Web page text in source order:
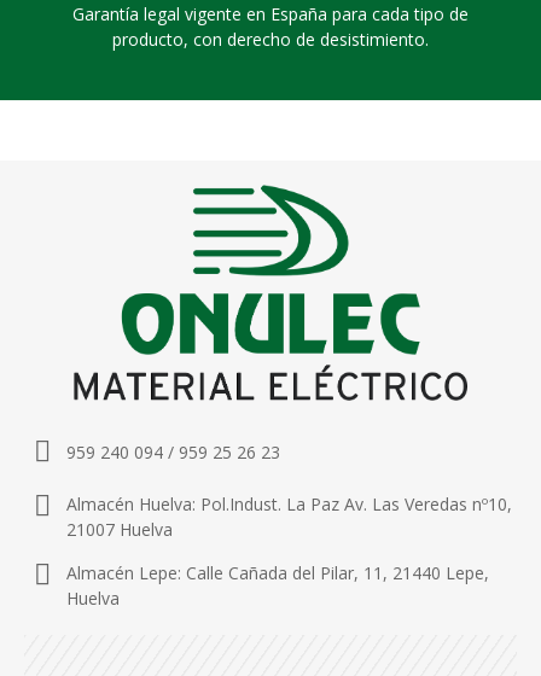
Garantía legal vigente en España para cada tipo de
producto, con derecho de desistimiento.
959 240 094 / 959 25 26 23
Almacén Huelva: Pol.Indust. La Paz Av. Las Veredas nº10,
21007 Huelva
Almacén Lepe: Calle Cañada del Pilar, 11, 21440 Lepe,
Huelva